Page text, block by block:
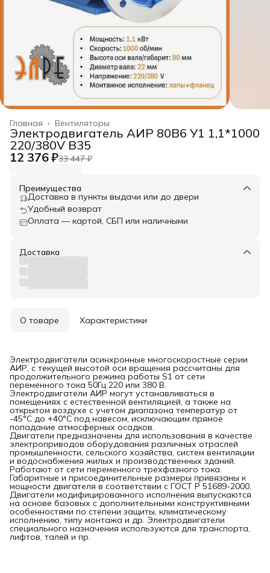
Вентиляторы
Главная ›
Электродвигатель АИР 80B6 У1 1,1*1000
220/380V B35
12 376 ₽33 447 ₽
Преимущества
Доставка в пункты выдачи или до двери
Удобный возврат
Оплата — картой, СБП или наличными
Доставка
О товаре Характеристики
Электродвигатели асинхронные многоскоростные серии
АИР, с текущей высотой оси вращения рассчитаны для
продолжительного режима работы S1 от сети
переменного тока 50Гц 220 или 380 B.
Электродвигатели АИР могут устанавливаться в
помещениях с естественной вентиляцией, а также на
открытом воздухе с учетом диапазона температур от
-45°С до +40°С под навесом, исключающим прямое
попадание атмосферных осадков.
Двигатели предназначены для использования в качестве
электроприводов оборудования различных отраслей
промышленности, сельского хозяйства, систем вентиляции
и водоснабжения жилых и производственных зданий.
Работают от сети переменного трехфазного тока.
Габаритные и присоединительные размеры привязаны к
мощности двигателя в соответствии с ГОСТ Р 51689-2000.
Двигатели модифицированного исполнения выпускаются
на основе базовых с дополнительными конструктивными
особенностями по степени защиты, климатическому
исполнению, типу монтажа и др. Электродвигатели
специального назначения используются для транспорта,
лифтов, талей и пр.